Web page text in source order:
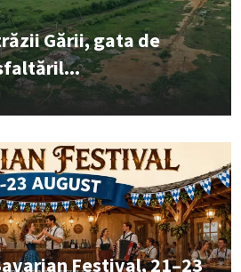
Gării, gata de
Festival, 21–23